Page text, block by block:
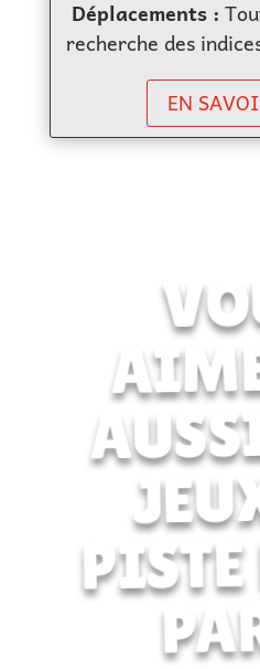
Déplacements :
recherche des
EN